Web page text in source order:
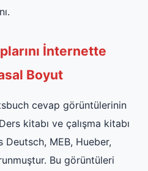
İnternette
Boyut
cevap görüntülerinin
kitabı ve çalışma kitabı
Deutsch, MEB, Hueber,
Bu görüntüleri